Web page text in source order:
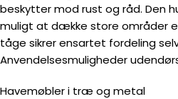
beskytter mod rust og råd. Den
muligt at dække store områder
tåge sikrer ensartet fordeling
Anvendelsesmuligheder
Havemøbler i træ og metal